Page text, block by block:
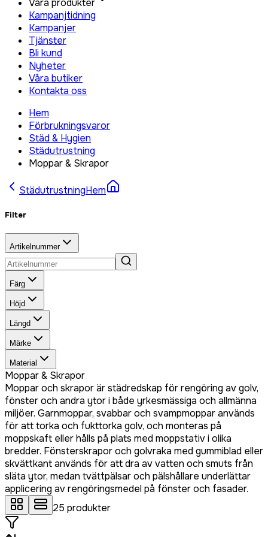
Våra produkter
Kampanjtidning
Kampanjer
Tjänster
Bli kund
Nyheter
Våra butiker
Kontakta oss
Hem
Förbrukningsvaror
Städ & Hygien
Städutrustning
Moppar & Skrapor
StädutrustningHem
Filter
Artikelnummer
Färg
Höjd
Längd
Märke
Material
Moppar & Skrapor
Moppar och skrapor är städredskap för rengöring av golv,
fönster och andra ytor i både yrkesmässiga och allmänna
miljöer. Garnmoppar, svabbar och svampmoppar används
för att torka och fukttorka golv, och monteras på
moppskaft eller hålls på plats med moppstativ i olika
bredder. Fönsterskrapor och golvraka med gummiblad eller
skvättkant används för att dra av vatten och smuts från
släta ytor, medan tvättpälsar och pälshållare underlättar
applicering av rengöringsmedel på fönster och fasader.
25 produkter